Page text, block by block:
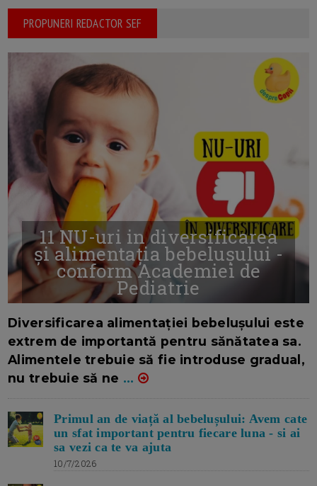
PROPUNERI REDACTOR SEF
11 NU-uri in diversificarea
și alimentația bebelușului -
conform Academiei de
Pediatrie
Diversificarea alimentației bebelușului este
extrem de importantă pentru sănătatea sa.
Alimentele trebuie să fie introduse gradual,
nu trebuie să ne ...
Primul an de viață al bebelușului: Avem cate
un sfat important pentru fiecare luna - si ai
sa vezi ca te va ajuta
10/7/2026